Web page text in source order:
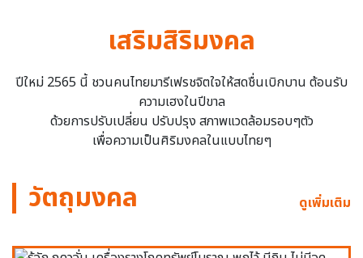
เสริมสิริมงคล
ปีใหม่ 2565 นี้ ชวนคนไทยมารีเฟรชจิตใจให้สดชื่นเบิกบาน ต้อนรับ
ความเฮงในปีขาล
ด้วยการปรับเปลี่ยน ปรับปรุง สภาพแวดล้อมรอบๆตัว
เพื่อความเป็นศิริมงคลในแบบไทยๆ
วัตถุมงคล ดูเพิ่มเติม